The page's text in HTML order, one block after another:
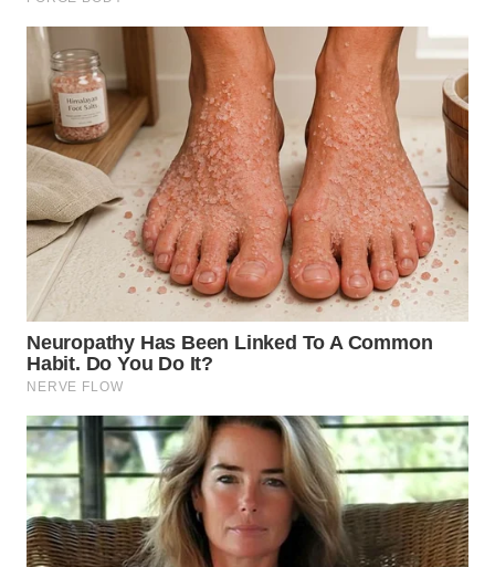
WN
LANGKAT
WN
TAPANULI
SELATAN
WN
TANJUNG
LESUNG
WN
KARO
WN
SIMALUNGUN
WN
LABUHANBATU